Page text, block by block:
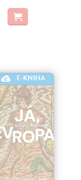
E-KNIHA